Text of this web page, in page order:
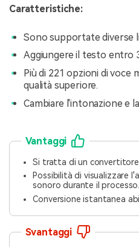
Caratteristiche:
Sono supportate diverse
Aggiungere il testo entro
Più di 221 opzioni di voce
qualità superiore.
Cambiare l'intonazione e
Vantaggi
Si tratta di un convertitore
Possibilità di visualizzare
sonoro durante il processo.
Conversione istantanea
Svantaggi